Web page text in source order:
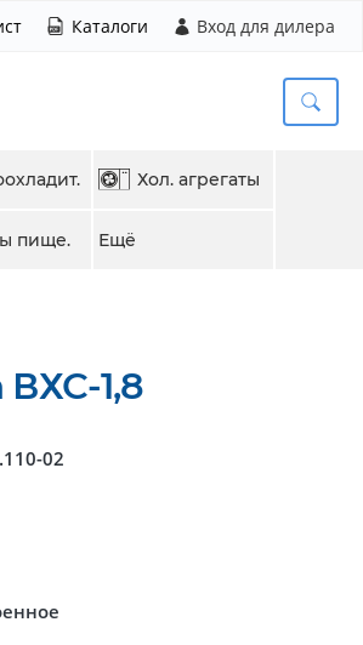
Каталоги Вход для дилера
Хол. агрегаты
пище. Ещё
1,8
02